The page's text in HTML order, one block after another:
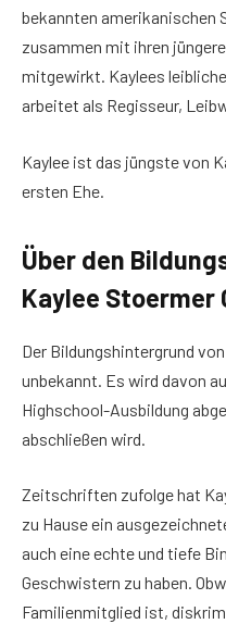
bekannten amerikanischen
zusammen mit ihren
mitgewirkt. Kaylees
arbeitet als Regisseur,
Kaylee ist das jüngste von
ersten Ehe.
Über den
Kaylee Stoermer
Der Bildungshintergrund
unbekannt. Es wird davon
Highschool-Ausbildung
abschließen wird.
Zeitschriften zufolge hat
zu Hause ein
auch eine echte und tiefe
Geschwistern zu haben.
Familienmitglied ist,